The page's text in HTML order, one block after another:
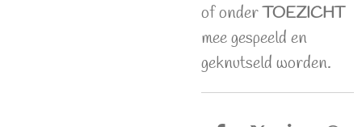
of onderTOEZICHT
mee gespeeld en
geknutseld worden.